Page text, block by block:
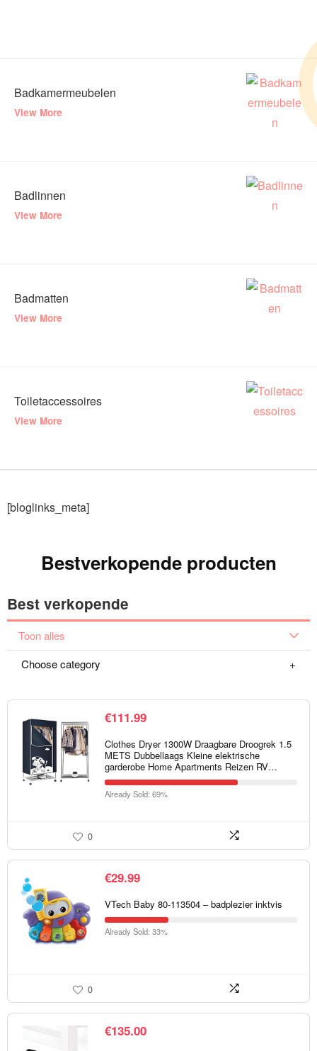
Badkamermeubelen
View More
Badlinnen
View More
Badmatten
View More
Toiletaccessoires
View More
[bloglinks_meta]
Bestverkopende producten
Best verkopende
Toon alles
Choose category
€111.99
Clothes Dryer 1300W Draagbare Droogrek 1.5
METS Dubbellaags Kleine elektrische
garderobe Home Apartments Reizen RV…
Already Sold: 69%
0
€29.99
VTech Baby 80-113504 – badplezier inktvis
Already Sold: 33%
0
€135.00